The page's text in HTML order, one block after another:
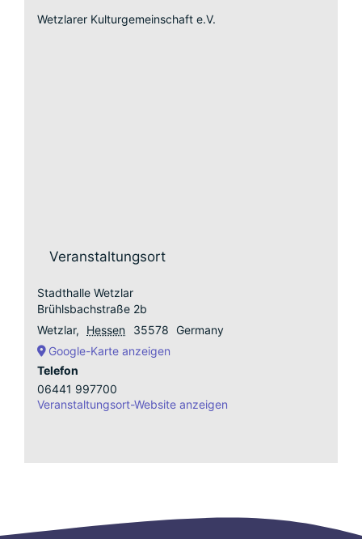
Wetzlarer Kulturgemeinschaft e.V.
Veranstaltungsort
Stadthalle Wetzlar
Brühlsbachstraße 2b
Wetzlar, Hessen 35578
Germany
Google-Karte anzeigen
Telefon
06441 997700
Veranstaltungsort-Website anzeigen